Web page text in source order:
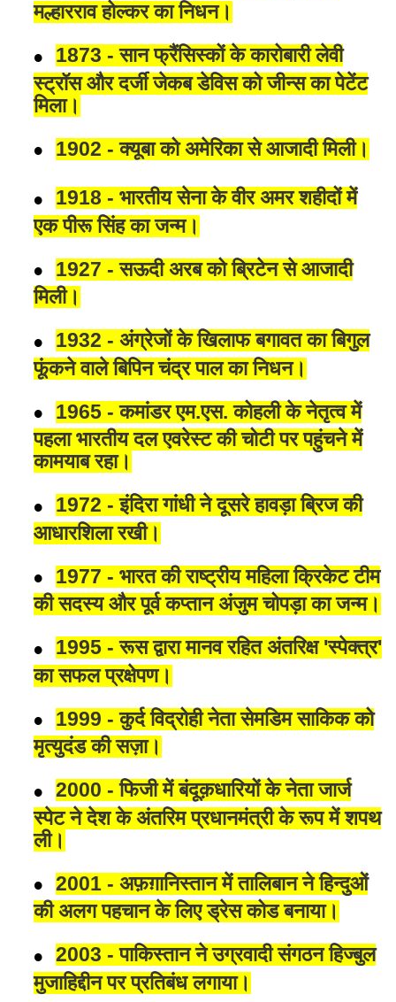
मल्हारराव होल्कर का निधन।
1873 - सान फ्रैंसिस्कों के कारोबारी लेवी
स्ट्रॉस और दर्जी जेकब डेविस को जीन्स का पेटेंट
मिला।
1902 - क्यूबा को अमेरिका से आजादी मिली।
1918 - भारतीय सेना के वीर अमर शहीदों में
एक पीरू सिंह का जन्म।
1927 - सऊदी अरब को ब्रिटेन से आजादी
मिली।
1932 - अंग्रेजों के खिलाफ बगावत का बिगुल
फूंकने वाले बिपिन चंद्र पाल का निधन।
1965 - कमांडर एम.एस. कोहली के नेतृत्व में
पहला भारतीय दल एवरेस्ट की चोटी पर पहुंचने में
कामयाब रहा।
1972 - इंदिरा गांधी ने दूसरे हावड़ा ब्रिज की
आधारशिला रखी।
1977 - भारत की राष्ट्रीय महिला क्रिकेट टीम
की सदस्य और पूर्व कप्तान अंजुम चोपड़ा का जन्म।
1995 - रूस द्वारा मानव रहित अंतरिक्ष 'स्पेक्त्र'
का सफल प्रक्षेपण।
1999 - कुर्द विद्रोही नेता सेमडिम साकिक को
मृत्युदंड की सज़ा।
2000 - फिजी में बंदूक़धारियों के नेता जार्ज
स्पेट ने देश के अंतरिम प्रधानमंत्री के रूप में शपथ
ली।
2001 - अफ़ग़ानिस्तान में तालिबान ने हिन्दुओं
की अलग पहचान के लिए ड्रेस कोड बनाया।
2003 - पाकिस्तान ने उग्रवादी संगठन हिज्बुल
मुजाहिद्दीन पर प्रतिबंध लगाया।